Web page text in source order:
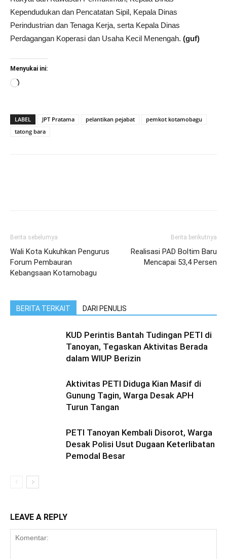
Kependudukan dan Pencatatan Sipil, Kepala Dinas
Perindustrian dan Tenaga Kerja, serta Kepala Dinas
Perdagangan Koperasi dan Usaha Kecil Menengah. (guf)
Menyukai ini:
Memuat...
LABEL JPT Pratama pelantikan pejabat
pemkot kotamobagu
tatong bara
Berita sebelumya
Wali Kota Kukuhkan Pengurus
Forum Pembauran
Kebangsaan Kotamobagu
Berita berikutnya
Realisasi PAD Boltim Baru
Mencapai 53,4 Persen
BERITA TERKAIT DARI PENULIS
KUD Perintis Bantah Tudingan PETI di
Tanoyan, Tegaskan Aktivitas Berada
dalam WIUP Berizin
Aktivitas PETI Diduga Kian Masif di
Gunung Tagin, Warga Desak APH
Turun Tangan
PETI Tanoyan Kembali Disorot, Warga
Desak Polisi Usut Dugaan Keterlibatan
Pemodal Besar
LEAVE A REPLY